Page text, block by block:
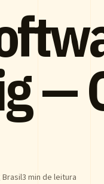
—
3 min de leitura